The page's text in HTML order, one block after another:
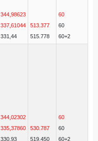
344,98623
337,61044
331,44
513.377
515.778
60
60
60+2
344,02302
335,37860
330,93
530.787
519.450
60
60
60+2